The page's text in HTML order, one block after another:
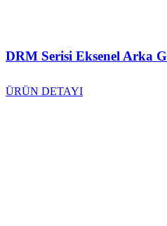
DRM Serisi Eksenel Arka
ÜRÜN DETAYI